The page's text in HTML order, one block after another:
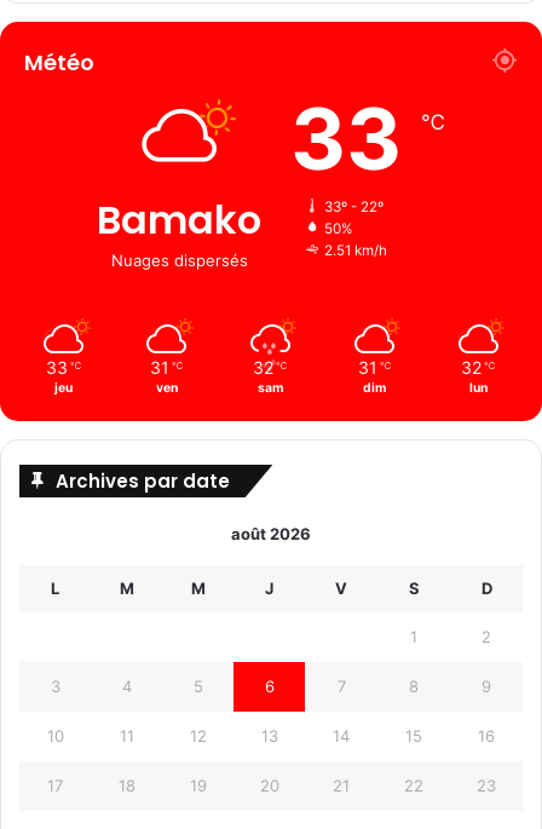
Météo
Bamako
Nuages ​​dispersés
33 ℃
33º - 22º
50%
2.51 km/h
33 ℃
jeu
31 ℃
ven
32 ℃
sam
31 ℃
dim
32 ℃
lun
Archives par date
août 2026
L M M J V S D
1 2
3 4 5 6 7 8 9
10 11 12 13 14 15 16
17 18 19 20 21 22 23